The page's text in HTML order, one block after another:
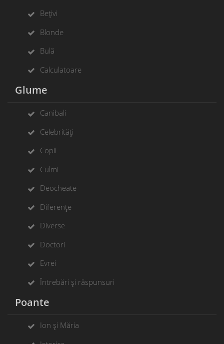
Bețivi
Blonde
Bulă
Calculatoare
Glume
Canibali
Celebrități
Copii
Culmi
Deocheate
Diferențe
Diverse
Doctori
Evrei
Întrebări și răspunsuri
Poante
Ion și Măria